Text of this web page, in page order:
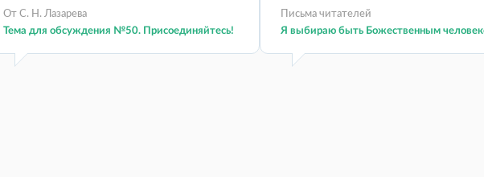
От С. Н. Лазарева
Тема для обсуждения №50. Присоединяйтесь!
Письма читателей
Я выбираю быть Божественным